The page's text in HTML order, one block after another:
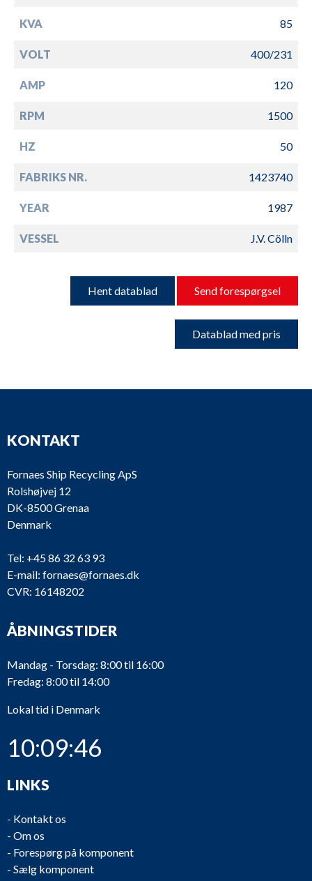
KVA 85
VOLT 400/231
AMP 120
RPM 1500
HZ 50
FABRIKS NR. 1423740
YEAR 1987
VESSEL J.V. Cölln
Hent datablad Send forespørgsel
Datablad med pris
KONTAKT
Fornaes Ship Recycling ApS
Rolshøjvej 12
DK-8500 Grenaa
Denmark
Tel: +45 86 32 63 93
E-mail: fornaes@fornaes.dk
CVR: 16148202
ÅBNINGSTIDER
Mandag - Torsdag: 8:00 til 16:00
Fredag: 8:00 til 14:00
Lokal tid i Denmark
10:09:46
LINKS
- Kontakt os
- Om os
- Forespørg på komponent
- Sælg komponent